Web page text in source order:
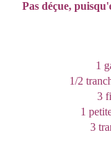
Pas déçue,
1
1/2
3
1
3